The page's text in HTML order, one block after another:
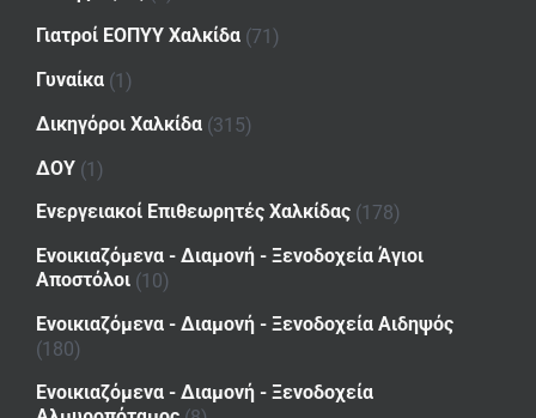
Γιατροί ΕΟΠΥΥ Χαλκίδα (71)
Γυναίκα (1)
Δικηγόροι Χαλκίδα (315)
ΔΟΥ (1)
Ενεργειακοί Επιθεωρητές Χαλκίδας (178)
Ενοικιαζόμενα - Διαμονή - Ξενοδοχεία Άγιοι
Αποστόλοι (10)
Ενοικιαζόμενα - Διαμονή - Ξενοδοχεία Αιδηψός
(180)
Ενοικιαζόμενα - Διαμονή - Ξενοδοχεία